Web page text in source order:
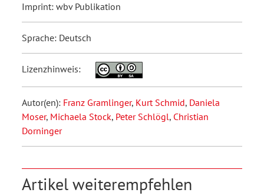
Imprint: wbv Publikation
Sprache: Deutsch
Lizenzhinweis:
Autor(en): Franz Gramlinger, Kurt Schmid, Daniela
Moser, Michaela Stock, Peter Schlögl, Christian
Dorninger
Artikel weiterempfehlen